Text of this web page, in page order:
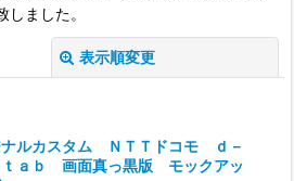
ました。
表示順変更
ナルカスタム ＮＴＴドコモ ｄ－
ａｂ 画面真っ黒版 モックアッ